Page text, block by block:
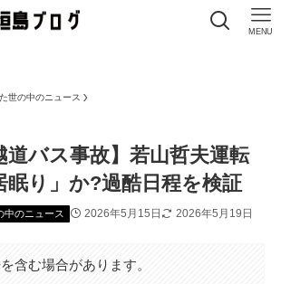
MENU
世の中のニュース
道バス事故】若山哲夫運転
眠り」か?過酷日程を検証
中のニュース 2026年5月15日 2026年5月19日
含む場合があります。